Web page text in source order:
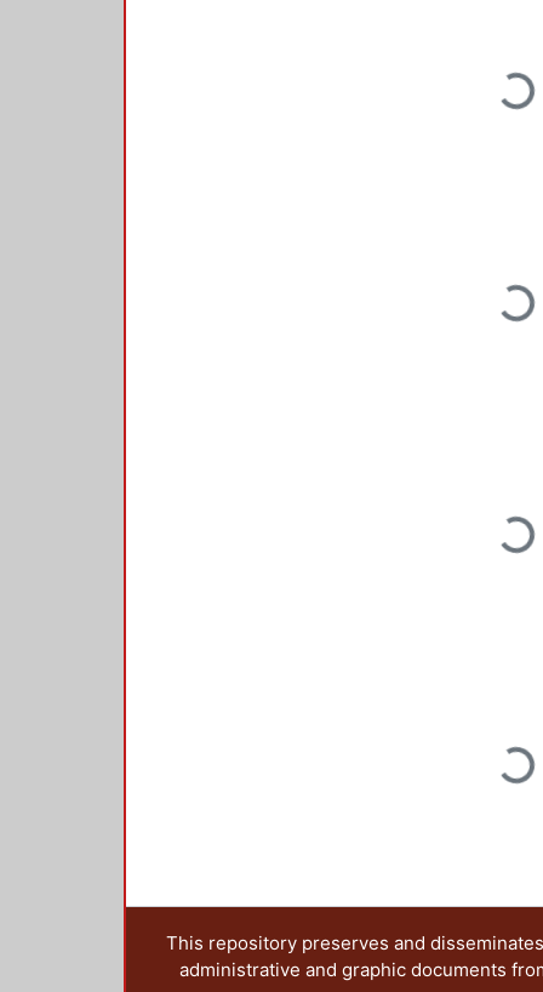
Loading...
Loading...
Loading...
Loading...
This repository preserves and
administrative and graphic documents